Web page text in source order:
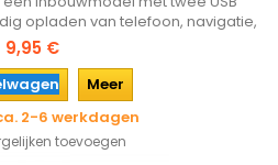
opladen van telefoon, navigatie,
voor 12 en 24 volt.
9,95 €
Meer
2-6 werkdagen
toevoegen